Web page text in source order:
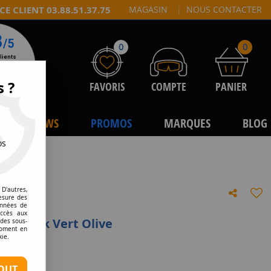
CLIENT 03.88.51.37.75 MAGASIN | NOUS CONTACTER
0
FAVORIS COMPTE
0
PANIER
NEWS PROMOS MARQUES BLOG
XTak Vert Olive
avis
?
des
de
aux
sous-
en